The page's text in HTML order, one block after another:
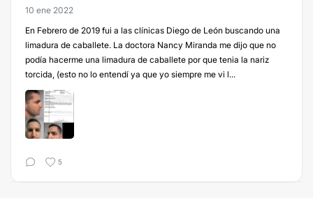
10 ene 2022
En Febrero de 2019 fui a las clínicas Diego de León buscando una
limadura de caballete. La doctora Nancy Miranda me dijo que no
podía hacerme una limadura de caballete por que tenia la nariz
torcida, (esto no lo entendí ya que yo siempre me vi l...
5